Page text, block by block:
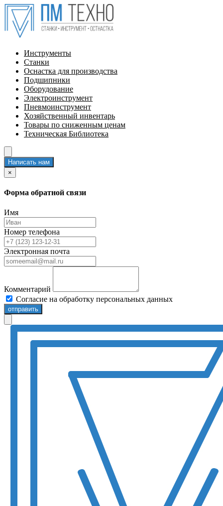
Инструменты
Станки
Оснастка для производства
Подшипники
Оборудование
Электроинструмент
Пневмоинструмент
Хозяйственный инвентарь
Товары по сниженным ценам
Техническая Библиотека
Написать нам
×
Форма обратной связи
Имя
Номер телефона
Электронная почта
Комментарий
Согласие на обработку персональных данных
отправить